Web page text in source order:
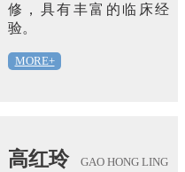
修，具有丰富的临床经
验。
MORE+
高红玲 GAO HONG LING